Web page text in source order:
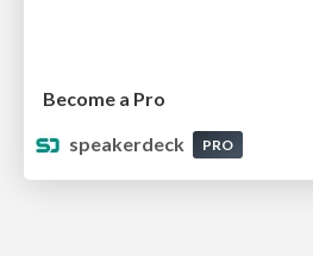
Become a Pro
speakerdeck
PRO